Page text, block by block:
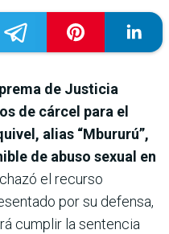
de Justicia
de cárcel para el
alias “Mbururú”,
de abuso sexual en
el recurso
por su defensa,
cumplir la sentencia